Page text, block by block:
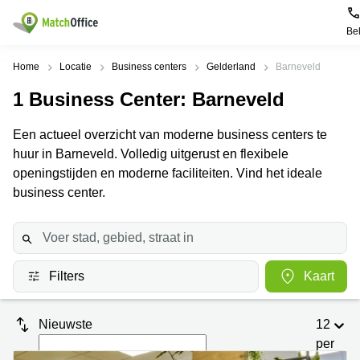
Bel
Huren / Verhuren
Productpagina's
Kantoorruimten
Business
Centers
Coworking
Vergaderruimten
Virtueel
Kantoor
Populaire
Alkmaar
Amsterdam
Oost
Amsterdam
Westpoort
Bergen
op
Zoom
Amersfoort
Breda
Populaire
Kantoorruimte
in Breda
Kantoor
Bergen
op
Zoom
Kantoor
huren
Kantoor
huren
Help
Over ons
Voeg je kantoorruimte toe
Huurprijs
Log in
Home Locatie Business centers Gelderland Barneveld
1 Business Center: Barneveld
Een actueel overzicht van moderne business centers te
huur in Barneveld. Volledig uitgerust en flexibele
openingstijden en moderne faciliteiten. Vind het ideale
business center.
Filters Kaart
Nieuwste
12
per